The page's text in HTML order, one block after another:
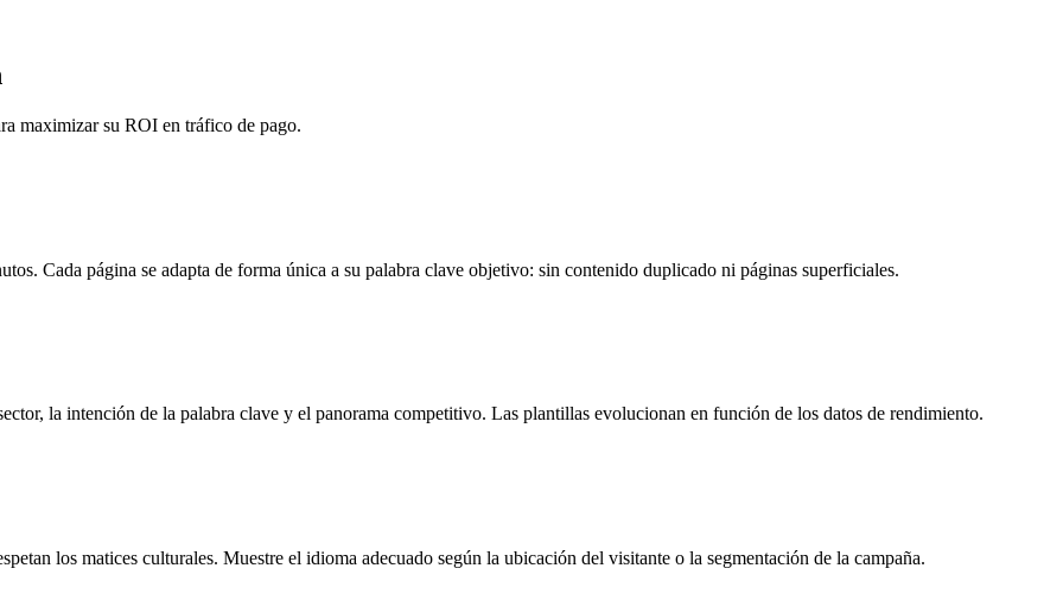
maximizar su ROI en tráfico de pago.
Cada página se adapta de forma única a su palabra clave objetivo: sin contenido duplicado ni páginas superficiales.
la intención de la palabra clave y el panorama competitivo. Las plantillas evolucionan en función de los datos de rendimiento.
los matices culturales. Muestre el idioma adecuado según la ubicación del visitante o la segmentación de la campaña.